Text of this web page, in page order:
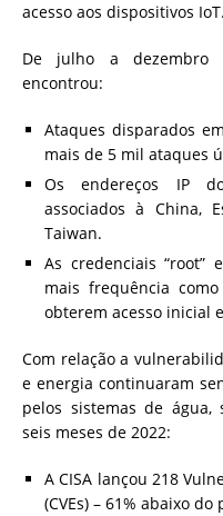
acesso aos dispositivos IoT.
De julho a dezembro
encontrou:
Ataques disparados
mais de 5 mil ataques
Os endereços IP
associados à China,
Taiwan.
As credenciais “root”
mais frequência
obterem acesso inicial
Com relação a
e energia continuaram
pelos sistemas de
seis meses de 2022:
A CISA lançou 218
(CVEs) – 61% abaixo